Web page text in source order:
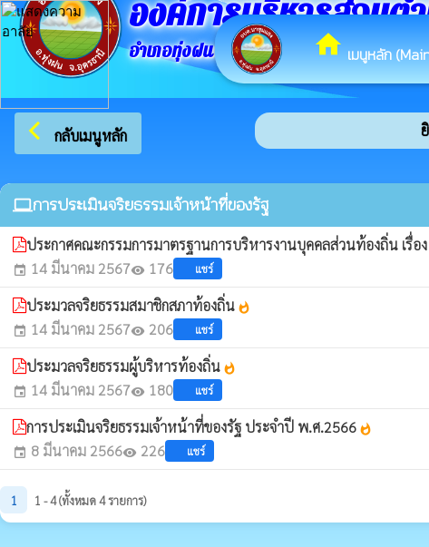
homeเมนูหลัก
องค์การบริหารส่วนต
อำเภอทุ่งฝน จังหวัดอุดรธานี
arrow_back_ios กลับเมนูหลัก
computerการประเมินจริยธรรมเจ้าหน้าที่ของรัฐ
ประกาศคณะกรรมการมาตรฐานการบริหารงานบุคคลส่วนท้องถิ่น เรื่
event 14 มีนาคม 2567visibility 176 แชร์
ประมวลจริยธรรมสมาชิกสภาท้องถิ่น whatshot
event 14 มีนาคม 2567visibility 206 แชร์
ประมวลจริยธรรมผู้บริหารท้องถิ่น whatshot
event 14 มีนาคม 2567visibility 180 แชร์
การประเมินจริยธรรมเจ้าหน้าที่ของรัฐ ประจำปี พ.ศ.2566 whatshot
event 8 มีนาคม 2566visibility 226 แชร์
1 1 - 4 (ทั้งหมด 4 รายการ)